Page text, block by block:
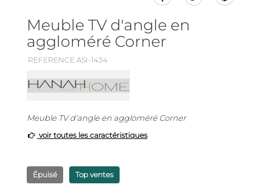
Meuble TV d'angle en
aggloméré Corner
REFERENCE ASI-1434
Meuble TV d'angle en aggloméré Corner
voir toutes les caractéristiques
Épuisé Top ventes